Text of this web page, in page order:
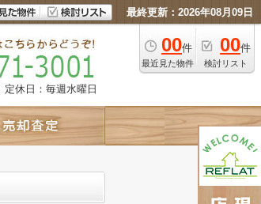
最終更新：2026年08月09日
00件
最近見た物件
00件
検討リスト
定休日：毎週水曜日